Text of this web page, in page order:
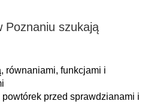
Poznaniu szukają
równaniami, funkcjami i
przed sprawdzianami i